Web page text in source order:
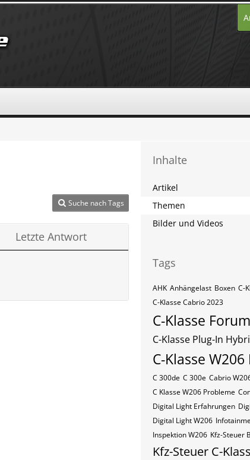
Suche nach Tags
Letzte Antwort
Inhalte
Artikel
Themen
Bilder und Videos
Tags
AHK Anhängelast Boxen C-
C-Klasse Cabrio 2023
C-Klasse Forum
C-Klasse Plug-In
C-Klasse
C 300de C 300e Cabrio
C Klasse W206 Probleme
Digital Light Erfahrungen
Digital Light W206
Inspektion W206 Kfz-Steuer
Kfz-Steuer C-